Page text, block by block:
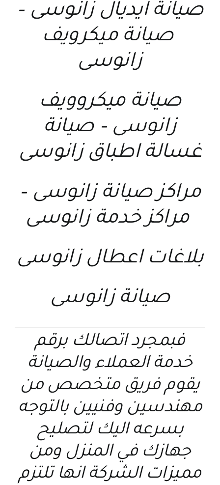
صيانة ايديال زانوسى –
صيانة ميكرويف
زانوسى
صيانة ميكروويف
زانوسى – صيانة
غسالة اطباق زانوسى
مراكز صيانة زانوسى –
مراكز خدمة زانوسى
بلاغات اعطال زانوسى
صيانة زانوسى
فبمجرد اتصالك برقم
خدمة العملاء والصيانة
يقوم فريق متخصص من
مهندسين وفنيين بالتوجه
بسرعه اليك لتصليح
جهازك في المنزل ومن
مميزات الشركة انها تلتزم